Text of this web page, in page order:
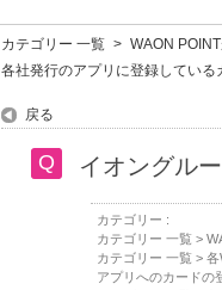
カテゴリー 一覧 > WAON
各社発行のアプリに登録している
戻る
イオングル
カテゴリー :
カテゴリー 一覧 >
カテゴリー 一覧 > 各
アプリへのカードの